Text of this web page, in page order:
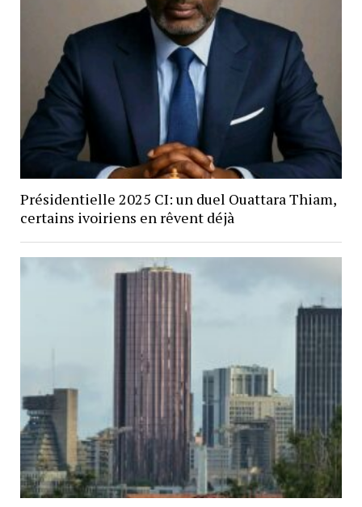
Présidentielle 2025 CI: un duel Ouattara Thiam,
certains ivoiriens en rêvent déjà